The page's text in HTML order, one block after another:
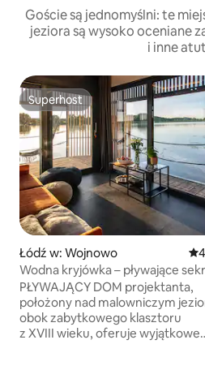
Goście są jednomyślni: te
jeziora są wysoko oceniane
i inne
Superhost
Superhost
Łódź w: Wojnowo
Wodna kryjówka – pływające
miejsce na Mazurach nr 1
PŁYWAJĄCY DOM projektanta,
położony nad malowniczym
obok zabytkowego klasztoru
z XVIII wieku, oferuje wyjątkowe